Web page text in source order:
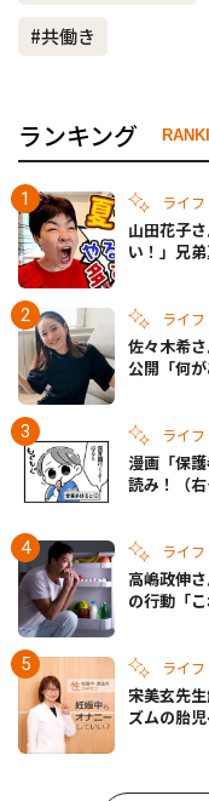
#共働き
ランキング
ライフ
山田花子
い！」兄
ライフ
佐々木希
公開「何
ライフ
漫画「保
読み！（右
ライフ
高嶋政伸
の行動「
ライフ
宋美玄先
ズムの胎